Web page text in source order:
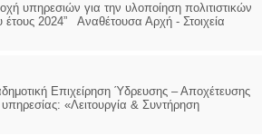
υπηρεσιών για την υλοποίηση πολιτιστικών
2024” Αναθέτουσα Αρχή - Στοιχεία
Επιχείρηση Ύδρευσης – Αποχέτευσης
«Λειτουργία & Συντήρηση